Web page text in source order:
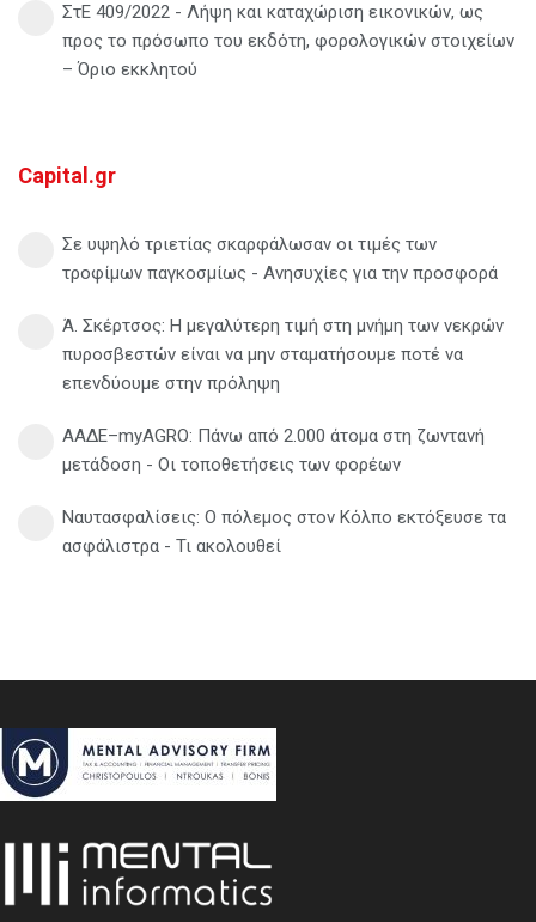
ΣτΕ 409/2022 - Λήψη και καταχώριση εικονικών, ως
προς το πρόσωπο του εκδότη, φορολογικών στοιχείων
– Όριο εκκλητού
Capital.gr
Σε υψηλό τριετίας σκαρφάλωσαν οι τιμές των
τροφίμων παγκοσμίως - Ανησυχίες για την προσφορά
Ά. Σκέρτσος: Η μεγαλύτερη τιμή στη μνήμη των νεκρών
πυροσβεστών είναι να μην σταματήσουμε ποτέ να
επενδύουμε στην πρόληψη
ΑΑΔΕ–myAGRO: Πάνω από 2.000 άτομα στη ζωντανή
μετάδοση - Οι τοποθετήσεις των φορέων
Ναυτασφαλίσεις: Ο πόλεμος στον Κόλπο εκτόξευσε τα
ασφάλιστρα - Τι ακολουθεί